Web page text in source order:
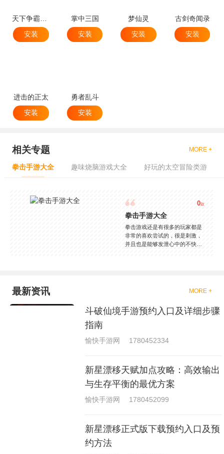
天下争霸三国志
安装
掌中三国
安装
梦仙灵
安装
古剑奇闻录
安装
进击的正太
安装
勇者乱斗
安装
相关专题 MORE +
拳击手游大全 趣味烧脑游戏大全 好玩的太空冒险类游
0款
拳击手游大全
拳击游戏还是有很多的玩家都是
非常的喜欢尝试的，很是刺激，
并且也是能够发泄心中的不快
够去进行体验的，我们也是能够
就是收集了一些有意思的拳击游
最新资讯 MORE +
斗破仙境手游预约入口及详细步骤
指南
愉快手游网 1780452334
新星漂移天赋加点攻略：高效输出
与生存平衡的最优方案
愉快手游网 1780452099
新星漂移正式版下载预约入口及预
约方法